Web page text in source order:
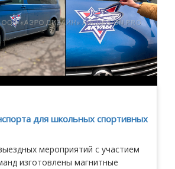
для школьных спортивных
мероприятий с участием
изготовлены магнитные